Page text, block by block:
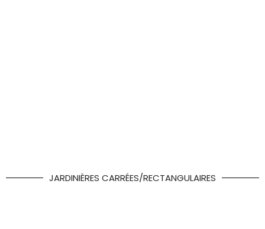
JARDINIÈRES CARRÉES/RECTANGULAIRES